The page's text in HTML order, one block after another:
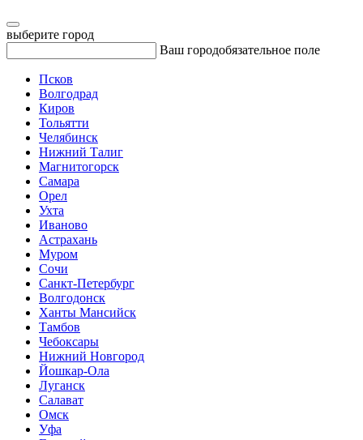
выберите город
Ваш городобязательное поле
Псков
Волгодрад
Киров
Тольятти
Челябинск
Нижний Талиг
Магнитогорск
Самара
Орел
Ухта
Иваново
Астрахань
Муром
Сочи
Санкт-Петербург
Волгодонск
Ханты Мансийск
Тамбов
Чебоксары
Нижний Новгород
Йошкар-Ола
Луганск
Салават
Омск
Уфа